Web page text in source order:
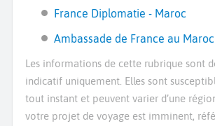
France Diplomatie - Maroc
Ambassade de France au Maroc
Les informations de cette rubrique sont
indicatif uniquement. Elles sont
tout instant et peuvent varier d’une
votre projet de voyage est imminent,